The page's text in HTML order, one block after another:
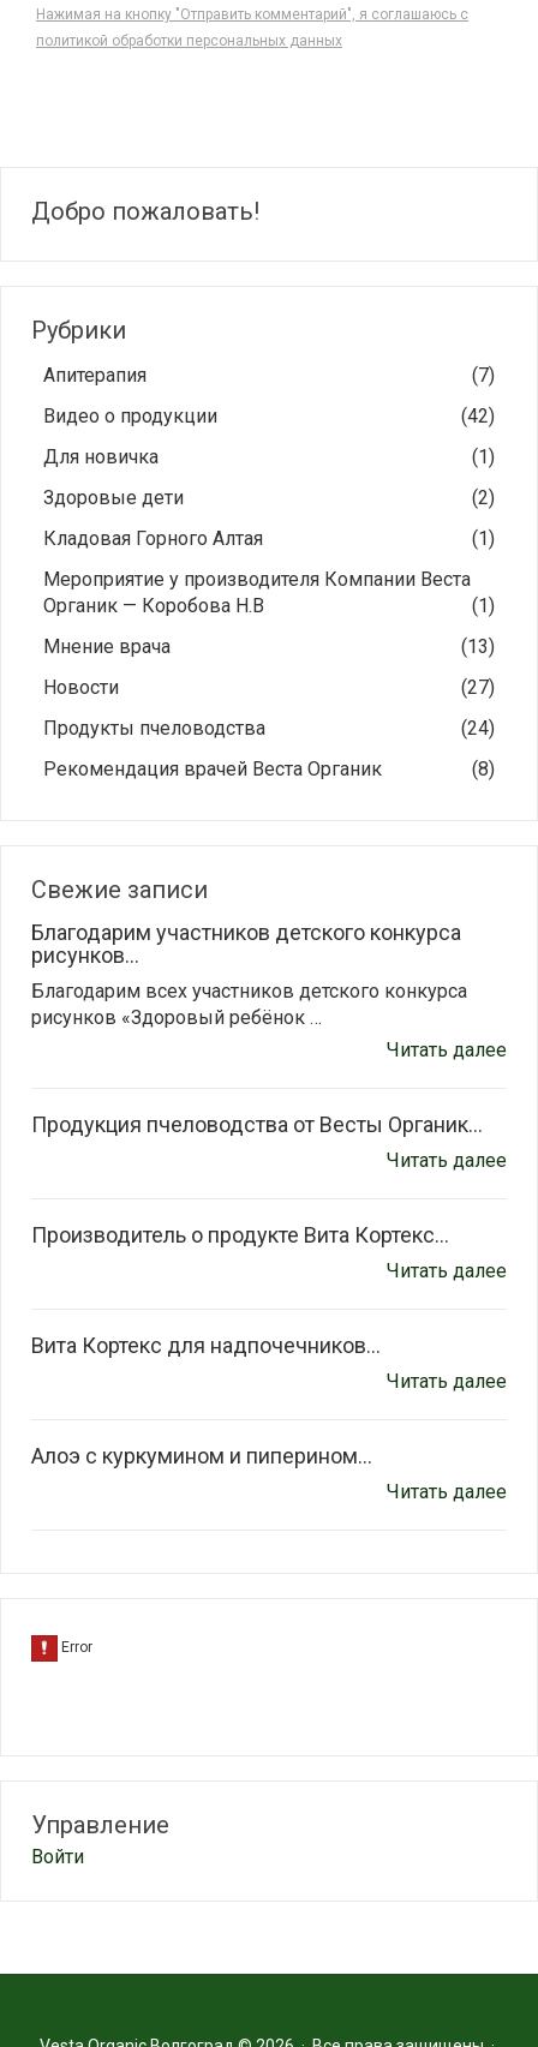
Нажимая на кнопку "Отправить комментарий", я соглашаюсь с
политикой обработки персональных данных
Добро пожаловать!
Рубрики
Апитерапия
(7)
Видео о продукции
(42)
Для новичка
(1)
Здоровые дети
(2)
Кладовая Горного Алтая
(1)
Мероприятие у производителя Компании Веста
Органик — Коробова Н.В
(1)
Мнение врача
(13)
Новости
(27)
Продукты пчеловодства
(24)
Рекомендация врачей Веста Органик
(8)
Свежие записи
Благодарим участников детского конкурса
рисунков...
Благодарим всех участников детского конкурса
рисунков «Здоровый ребёнок …
Читать далее
Продукция пчеловодства от Весты Органик...
Читать далее
Производитель о продукте Вита Кортекс...
Читать далее
Вита Кортекс для надпочечников...
Читать далее
Алоэ с куркумином и пиперином...
Читать далее
Управление
Войти